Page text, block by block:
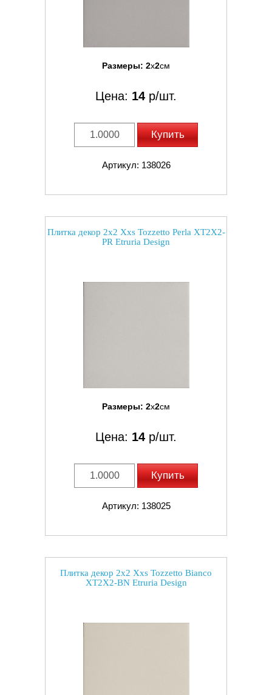
Размеры: 2x2см
Цена: 14 р/шт.
Купить
Артикул: 138026
Плитка декор 2x2 Xxs Tozzetto Perla XT2X2-
PR Etruria Design
Размеры: 2x2см
Цена: 14 р/шт.
Купить
Артикул: 138025
Плитка декор 2x2 Xxs Tozzetto Bianco
XT2X2-BN Etruria Design